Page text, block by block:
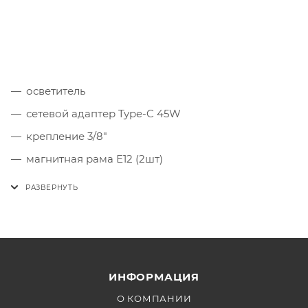
осветитель
сетевой адаптер Type-C 45W
крепление 3/8"
магнитная рама Е12 (2шт)
чехол
ИНФОРМАЦИЯ
О КОМПАНИИ